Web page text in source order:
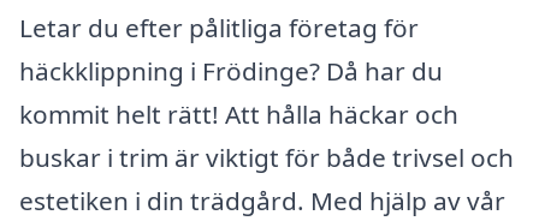
Letar du efter pålitliga företag för
häckklippning i Frödinge? Då har du
kommit helt rätt! Att hålla häckar och
buskar i trim är viktigt för både trivsel och
estetiken i din trädgård. Med hjälp av vår